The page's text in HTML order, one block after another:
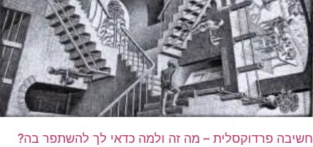
חשיבה פרדוקסלית – מה זה ולמה כדאי לך להשתפר בה?